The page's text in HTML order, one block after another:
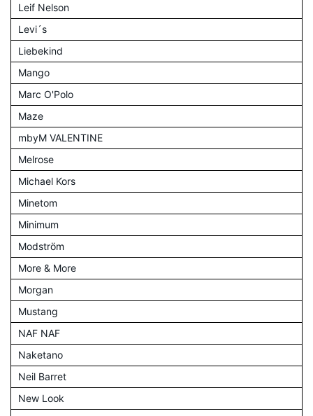
Leif Nelson
Levi´s
Liebekind
Mango
Marc O'Polo
Maze
mbyM VALENTINE
Melrose
Michael Kors
Minetom
Minimum
Modström
More & More
Morgan
Mustang
NAF NAF
Naketano
Neil Barret
New Look